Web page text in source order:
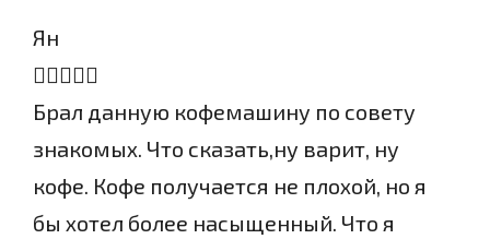
Ян
Брал данную кофемашину по совету
знакомых. Что сказать,ну варит, ну
кофе. Кофе получается не плохой, но я
бы хотел более насыщенный. Что я